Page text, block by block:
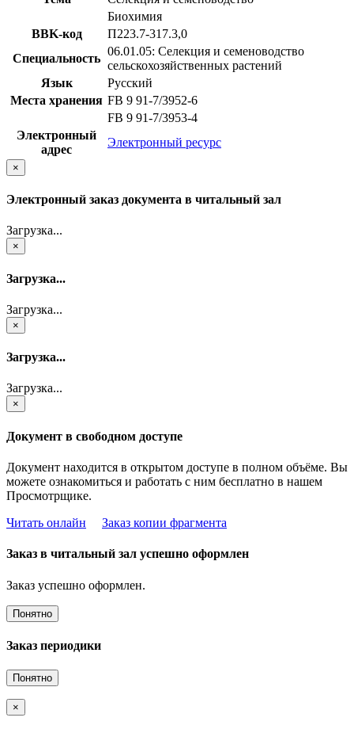
Биохимия
BBK-код
П223.7-317.3,0
Специальность
06.01.05: Селекция и семеноводство
сельскохозяйственных растений
Язык
Русский
Места хранения FB 9 91-7/3952-6
FB 9 91-7/3953-4
Электронный
адрес
Электронный ресурс
×
Электронный заказ документа в читальный зал
Загрузка...
×
Загрузка...
Загрузка...
×
Загрузка...
Загрузка...
×
Документ в свободном доступе
Документ находится в открытом доступе в полном объёме. Вы
можете ознакомиться и работать с ним бесплатно в нашем
Просмотрщике.
Читать онлайн
Заказ копии фрагмента
Заказ в читальный зал успешно оформлен
Заказ успешно оформлен.
Понятно
Заказ периодики
Понятно
×